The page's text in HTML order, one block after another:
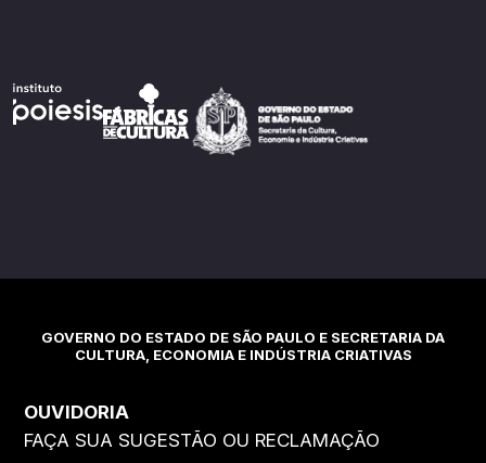
GOVERNO DO ESTADO DE SÃO PAULO E SECRETARIA DA
CULTURA, ECONOMIA E INDÚSTRIA CRIATIVAS
OUVIDORIA
FAÇA SUA SUGESTÃO OU RECLAMAÇÃO